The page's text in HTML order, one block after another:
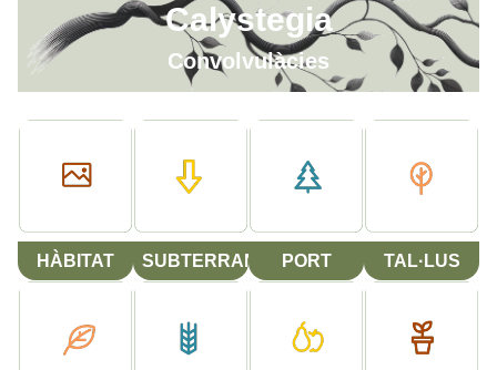
Calystegia
Convolvulàcies
HÀBITAT SUBTERRANI PORT TAL·LUS